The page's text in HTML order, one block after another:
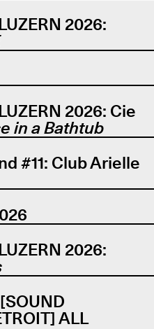
2026:
2026: Cie
in a Bathtub
#11: Club Arielle
2026:
ALL